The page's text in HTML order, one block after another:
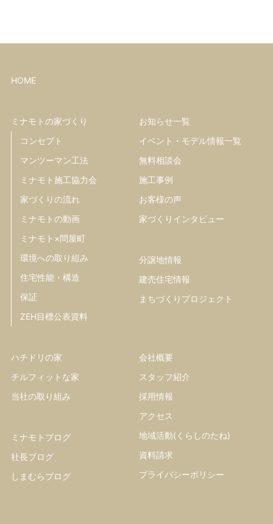
HOME
ミナモトの家づくり
コンセプト
マンツーマン工法
ミナモト施工協力会
家づくりの流れ
ミナモトの動画
ミナモト×問屋町
環境への取り組み
住宅性能・構造
保証
ZEH目標公表資料
お知らせ一覧
イベント・モデル情報一覧
無料相談会
施工事例
お客様の声
家づくりインタビュー
分譲地情報
建売住宅情報
まちづくりプロジェクト
ハチドリの家
チルフィットな家
当社の取り組み
ミナモトブログ
社長ブログ
しまむらブログ
会社概要
スタッフ紹介
採用情報
アクセス
地域活動(くらしのたね)
資料請求
プライバシーポリシー